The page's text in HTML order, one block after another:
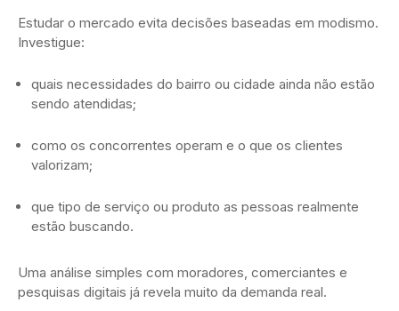
Estudar o mercado evita decisões baseadas em modismo.
Investigue:
quais necessidades do bairro ou cidade ainda não estão
sendo atendidas;
como os concorrentes operam e o que os clientes
valorizam;
que tipo de serviço ou produto as pessoas realmente
estão buscando.
Uma análise simples com moradores, comerciantes e
pesquisas digitais já revela muito da demanda real.